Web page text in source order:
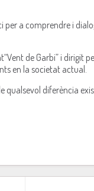
per a comprendre i
de Garbi” i dirigit
en la societat actual.
diferència